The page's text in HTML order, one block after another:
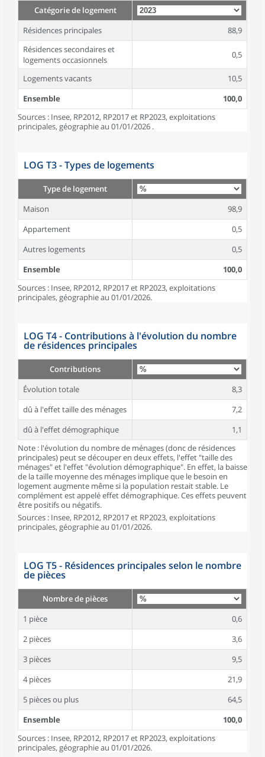
Catégorie de logement
Résidences principales
88,9
Résidences secondaires et
logements occasionnels
0,5
Logements vacants
10,5
Ensemble
100,0
Sources : Insee, RP2012, RP2017 et RP2023, exploitations
principales, géographie au 01/01/2026 .
LOG T3 - Types de logements
Type de logement
Maison
98,9
Appartement
0,5
Autres logements
0,5
Ensemble
100,0
Sources : Insee, RP2012, RP2017 et RP2023, exploitations
principales, géographie au 01/01/2026.
LOG T4 - Contributions à l'évolution du nombre
de résidences principales
Contributions
Évolution totale
8,3
dû à l'effet taille des ménages
7,2
dû à l'effet démographique
1,1
Note : l'évolution du nombre de ménages (donc de résidences
principales) peut se découper en deux effets, l'effet "taille des
ménages" et l'effet "évolution démographique". En effet, la baisse
de la taille moyenne des ménages implique que le besoin en
logement augmente même si la population restait stable. Le
complément est appelé effet démographique. Ces effets peuvent
être positifs ou négatifs.
Sources : Insee, RP2012, RP2017 et RP2023, exploitations
principales, géographie au 01/01/2026.
LOG T5 - Résidences principales selon le nombre
de pièces
Nombre de pièces
1 pièce
0,6
2 pièces
3,6
3 pièces
9,5
4 pièces
21,9
5 pièces ou plus
64,5
Ensemble
100,0
Sources : Insee, RP2012, RP2017 et RP2023, exploitations
principales, géographie au 01/01/2026.